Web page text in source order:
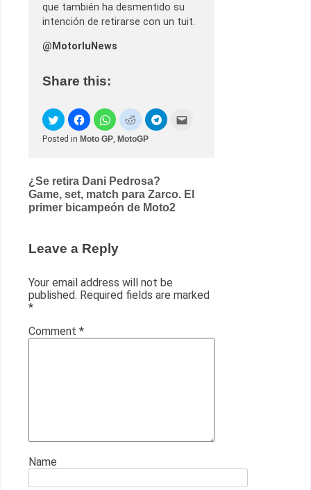
que también ha desmentido su
intención de retirarse con un tuit.
@MotorluNews
Share this:
Posted in Moto GP, MotoGP
Post
navigation
¿Se retira Dani Pedrosa?
Game, set, match para Zarco. El
primer bicampeón de Moto2
Leave a Reply
Your email address will not be
published. Required fields are marked
*
Comment *
Name